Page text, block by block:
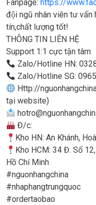
Fanpage: https://
đội ngũ nhân viên tư vấn
tín,chất lượng tốt!
THÔNG TIN LIÊN HỆ
Support 1:1 cực tận tâm
Zalo/Hotline HN:
Zalo/Hotline SG:
Http://
tại website)
Đ/c:
Kho HN: An Khánh,
Kho HCM: 34 Đ. Số
Hồ Chí Minh
#nguonhangchina
#nhaphangtrungquoc
#ordertaobao